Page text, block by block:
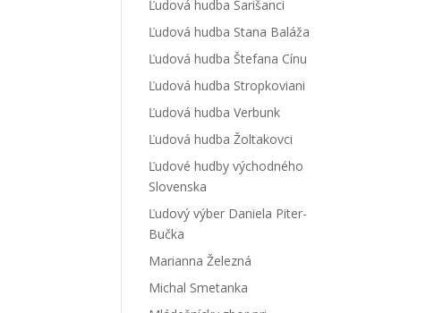
Ľudová hudba Šarišanci
Ľudová hudba Stana Baláža
Ľudová hudba Štefana Cínu
Ľudová hudba Stropkoviani
Ľudová hudba Verbunk
Ľudová hudba Žoltakovci
Ľudové hudby východného
Slovenska
Ľudový výber Daniela Piter-
Bučka
Marianna Železná
Michal Smetanka